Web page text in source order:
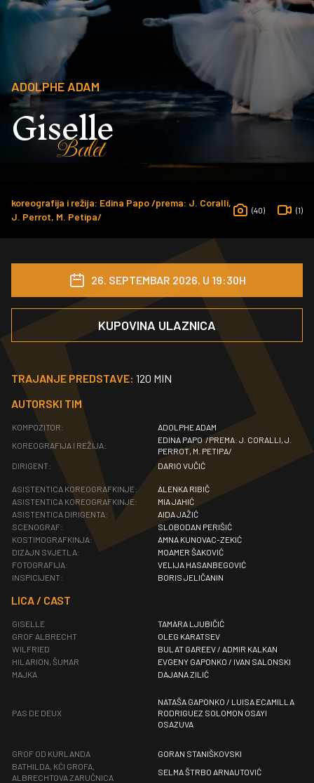
ADOLPHE ADAM
Giselle
Balet
koreografija i režija: Edina Papo /prema: J. Coralli,
J. Perrot, M. Petipa/
(40) (1)
26. SEPTEMBAR 2026. U 19:30H
KUPOVINA ULAZNICA
TRAJANJE PREDSTAVE: 120 MIN
AUTORSKI TIM
KOMPOZITOR:
ADOLPHE ADAM
KOREOGRAFIJA I REŽIJA:
EDINA PAPO /PREMA: J. CORALLI, J.
PERROT, M. PETIPA/
DIRIGENT:
DARIO VUČIĆ
ASISTENTICA KOREOGRAFKINJE:
ALENKA RIBIČ
ASISTENTICA KOREOGRAFKINJE:
MIA JAHIĆ
ASISTENTICA DIRIGENTA:
AIDA JAŽIĆ
SCENOGRAF:
SLOBODAN PERIŠIĆ
KOSTIMOGRAFKINJA:
AMNA KUNOVAC-ZEKIĆ
DIZAJN SVJETLA:
MOAMER ŠAKOVIĆ
FOTOGRAFIJA:
VELIJA HASANBEGOVIĆ
INSPICIJENT:
BORIS JELIČANIN
LICA / CAST
GISELLE
TAMARA LJUBIČIĆ
GROF ALBRECHT
OLEG KARATSEV
WILFRIED
BULAT GAREEV / ADMIR KALKAN
HILARION, ŠUMAR
EVGENY GAPONKO / IVAN SALONSKI
MAJKA
DAJANA ZILIĆ
PAS DE DEUX
NATAŠA GAPONKO / LUISA ECAMILLA
RODRIGUEZ SOLOMON OSAYI
OSAZUVA
GROF OD KURLANDA
GORAN STANIŠKOVSKI
BATHILDA, KĆI GROFA,
ALBRECHTOVA ZARUČNICA
SELMA ŠTRBO ARNAUTOVIĆ